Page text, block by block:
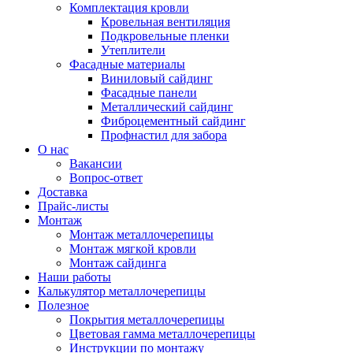
Комплектация кровли
Кровельная вентиляция
Подкровельные пленки
Утеплители
Фасадные материалы
Виниловый сайдинг
Фасадные панели
Металлический сайдинг
Фиброцементный сайдинг
Профнастил для забора
О нас
Вакансии
Вопрос-ответ
Доставка
Прайс-листы
Монтаж
Монтаж металлочерепицы
Монтаж мягкой кровли
Монтаж сайдинга
Наши работы
Калькулятор металлочерепицы
Полезное
Покрытия металлочерепицы
Цветовая гамма металлочерепицы
Инструкции по монтажу